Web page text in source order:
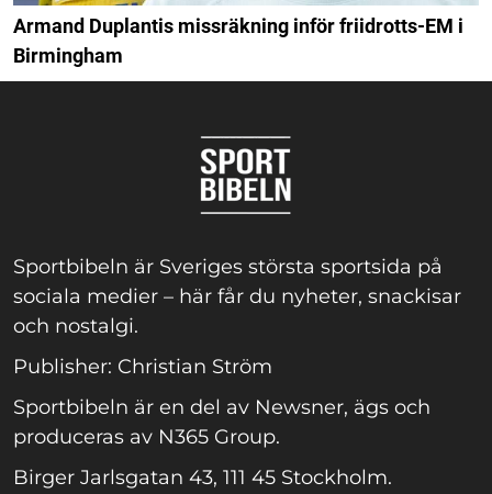
Armand Duplantis missräkning inför friidrotts-EM i
Birmingham
Sportbibeln är Sveriges största sportsida på
sociala medier – här får du nyheter, snackisar
och nostalgi.
Publisher: Christian Ström
Sportbibeln är en del av Newsner, ägs och
produceras av N365 Group.
Birger Jarlsgatan 43, 111 45 Stockholm.